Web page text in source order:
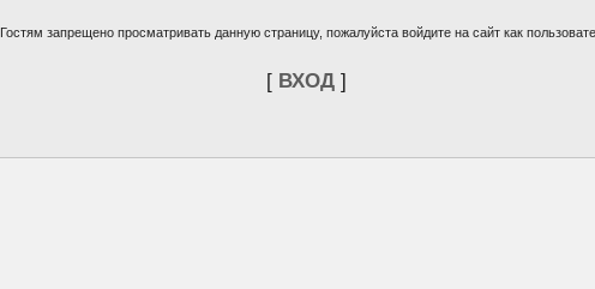
Гостям запрещено просматривать данную страницу, пожалуйста войдите на сайт как
[ ВХОД ]